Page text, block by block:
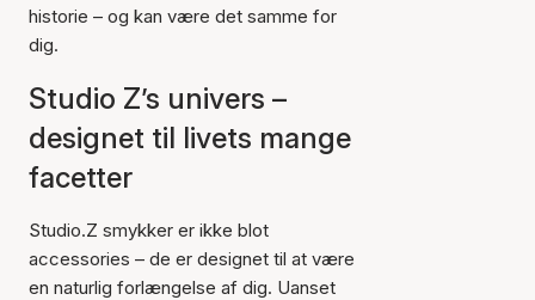
historie – og kan være det samme for
dig.
Studio Z’s univers –
designet til livets mange
facetter
Studio.Z smykker er ikke blot
accessories – de er designet til at være
en naturlig forlængelse af dig. Uanset